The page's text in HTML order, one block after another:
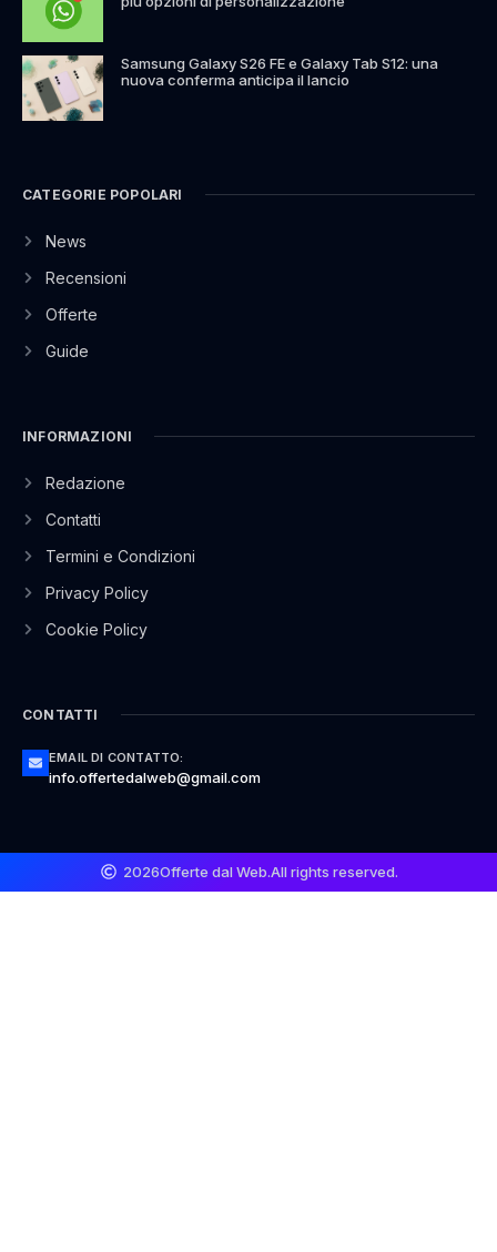
Samsung Galaxy S26 FE e Galaxy Tab S12: una
nuova conferma anticipa il lancio
CATEGORIE POPOLARI
News
Recensioni
Offerte
Guide
INFORMAZIONI
Redazione
Contatti
Termini e Condizioni
Privacy Policy
Cookie Policy
CONTATTI
EMAIL DI CONTATTO:
info.offertedalweb@gmail.com
2026Offerte dal Web.All rights reserved.